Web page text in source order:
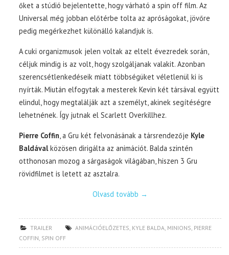
őket a stúdió bejelentette, hogy várható a spin off film. Az
Universal még jobban előtérbe tolta az apróságokat, jövőre
pedig megérkezhet különálló kalandjuk is.
A cuki organizmusok jelen voltak az eltelt évezredek során,
céljuk mindig is az volt, hogy szolgáljanak valakit. Azonban
szerencsétlenkedéseik miatt többségüket véletlenül ki is
nyírták. Miután elfogytak a mesterek Kevin két társával együtt
elindul, hogy megtalálják azt a személyt, akinek segítéségre
lehetnének. Így jutnak el Scarlett Overkillhez.
Pierre Coffin, a Gru két felvonásának a társrendezője Kyle
Baldávalközösen dirigálta az animációt. Balda szintén
otthonosan mozog a sárgaságok világában, hiszen 3 Gru
rövidfilmet is letett az asztalra.
Olvasd tovább →
TRAILER ANIMÁCIÓELŐZETES, KYLE BALDA, MINIONS, PIERRE
COFFIN, SPIN OFF